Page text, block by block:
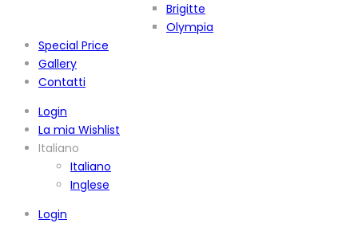
Brigitte
Olympia
Special Price
Gallery
Contatti
Login
La mia Wishlist
Italiano
Italiano
Inglese
Login